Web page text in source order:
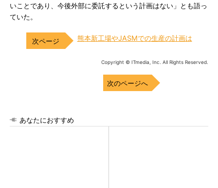
いことであり、今後外部に委託するという計画はない」とも語っ
ていた。
熊本新工場やJASMでの生産の計画は
Copyright © ITmedia, Inc. All Rights Reserved.
次のページへ
あなたにおすすめ